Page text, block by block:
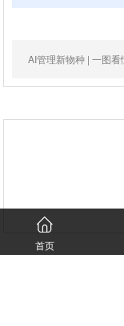
首页